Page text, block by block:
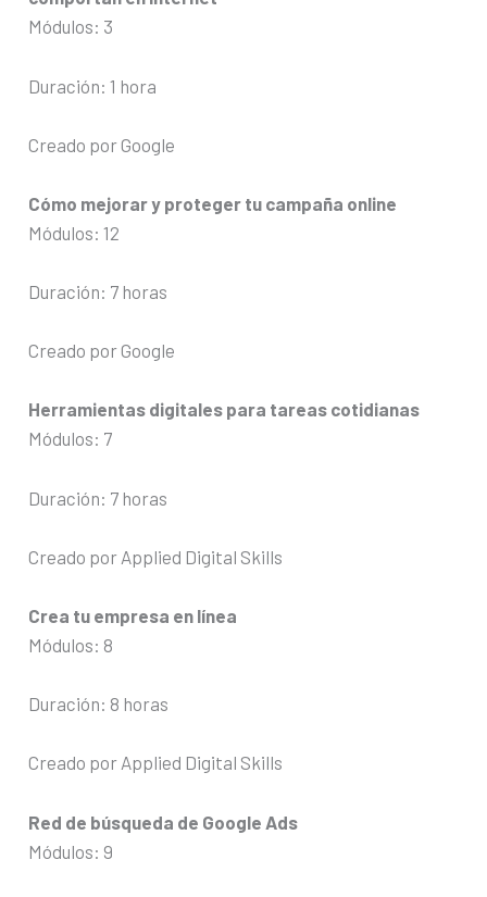
Módulos: 3
Duración: 1 hora
Creado por Google
Cómo mejorar y proteger tu campaña online
Módulos: 12
Duración: 7 horas
Creado por Google
Herramientas digitales para tareas cotidianas
Módulos: 7
Duración: 7 horas
Creado por Applied Digital Skills
Crea tu empresa en línea
Módulos: 8
Duración: 8 horas
Creado por Applied Digital Skills
Red de búsqueda de Google Ads
Módulos: 9